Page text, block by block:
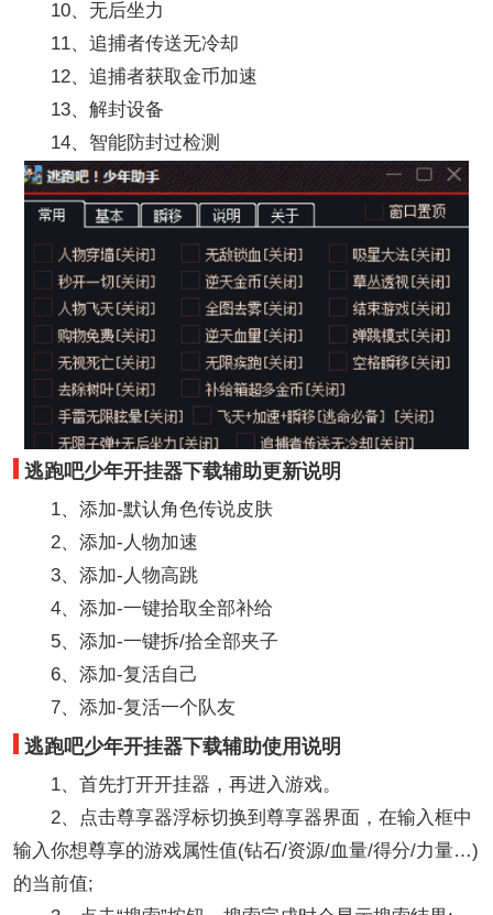
10、无后坐力
11、追捕者传送无冷却
12、追捕者获取金币加速
13、解封设备
14、智能防封过检测
逃跑吧少年开挂器下载辅助更新说明
1、添加-默认角色传说皮肤
2、添加-人物加速
3、添加-人物高跳
4、添加-一键拾取全部补给
5、添加-一键拆/拾全部夹子
6、添加-复活自己
7、添加-复活一个队友
逃跑吧少年开挂器下载辅助使用说明
1、首先打开开挂器，再进入游戏。
2、点击尊享器浮标切换到尊享器界面，在输入框中
输入你想尊享的游戏属性值(钻石/资源/血量/得分/力量…)
的当前值;